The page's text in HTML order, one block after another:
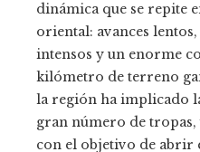
dinámica que se repite
oriental: avances
intensos y un enorme
kilómetro de terreno
la región ha implicado
gran número de
con el objetivo de abrir